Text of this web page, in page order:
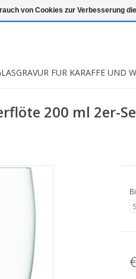
FUR KARAFFE UND
200 ml 2er-
von Cookies zur Verbesserung